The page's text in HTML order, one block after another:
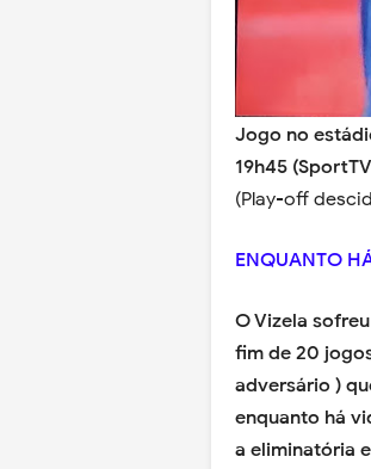
Jogo no
19h45
(Play-off
ENQUANTO
O Vizela
fim de 20
adversário )
enquanto há
a eliminatória